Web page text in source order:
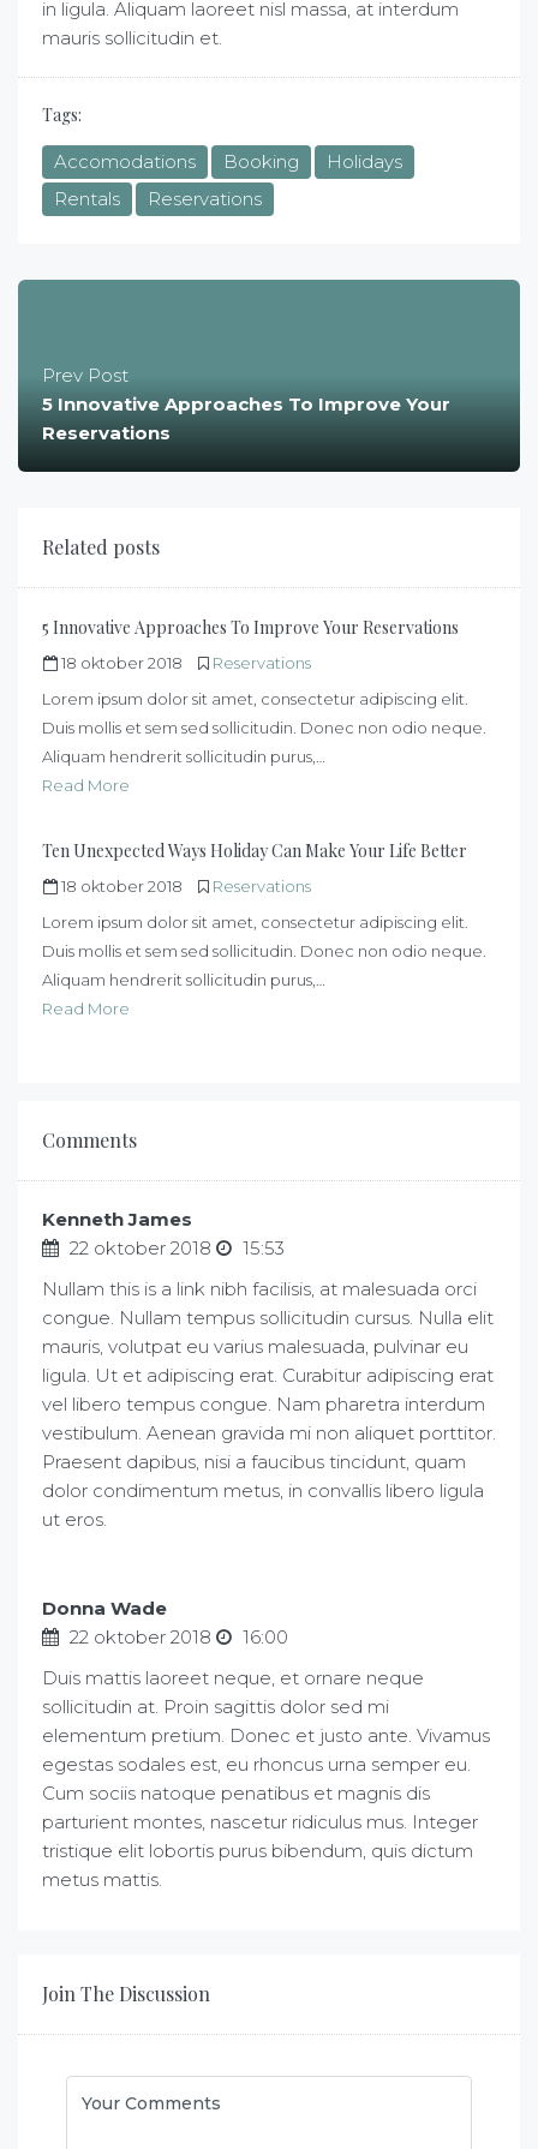
in ligula. Aliquam laoreet nisl massa, at interdum
mauris sollicitudin et.
Tags:
Accomodations Booking
Holidays
Rentals
Reservations
Prev Post
5 Innovative Approaches To Improve Your
Reservations
Related posts
5 Innovative Approaches To Improve Your Reservations
18 oktober 2018
Reservations
Lorem ipsum dolor sit amet, consectetur adipiscing elit.
Duis mollis et sem sed sollicitudin. Donec non odio neque.
Aliquam hendrerit sollicitudin purus,…
Read More
Ten Unexpected Ways Holiday Can Make Your Life Better
18 oktober 2018
Reservations
Lorem ipsum dolor sit amet, consectetur adipiscing elit.
Duis mollis et sem sed sollicitudin. Donec non odio neque.
Aliquam hendrerit sollicitudin purus,…
Read More
Comments
Kenneth James
22 oktober 2018
15:53
Nullam this is a link nibh facilisis, at malesuada orci
congue. Nullam tempus sollicitudin cursus. Nulla elit
mauris, volutpat eu varius malesuada, pulvinar eu
ligula. Ut et adipiscing erat. Curabitur adipiscing erat
vel libero tempus congue. Nam pharetra interdum
vestibulum. Aenean gravida mi non aliquet porttitor.
Praesent dapibus, nisi a faucibus tincidunt, quam
dolor condimentum metus, in convallis libero ligula
ut eros.
Donna Wade
22 oktober 2018
16:00
Duis mattis laoreet neque, et ornare neque
sollicitudin at. Proin sagittis dolor sed mi
elementum pretium. Donec et justo ante. Vivamus
egestas sodales est, eu rhoncus urna semper eu.
Cum sociis natoque penatibus et magnis dis
parturient montes, nascetur ridiculus mus. Integer
tristique elit lobortis purus bibendum, quis dictum
metus mattis.
Join The Discussion